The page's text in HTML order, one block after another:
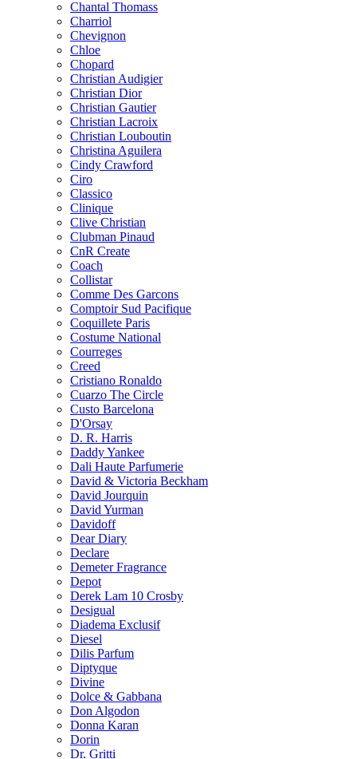
Chantal Thomass
Charriol
Chevignon
Chloe
Chopard
Christian Audigier
Christian Dior
Christian Gautier
Christian Lacroix
Christian Louboutin
Christina Aguilera
Cindy Crawford
Ciro
Classico
Clinique
Clive Christian
Clubman Pinaud
CnR Create
Coach
Collistar
Comme Des Garcons
Comptoir Sud Pacifique
Coquillete Paris
Costume National
Courreges
Creed
Cristiano Ronaldo
Cuarzo The Circle
Custo Barcelona
D'Orsay
D. R. Harris
Daddy Yankee
Dali Haute Parfumerie
David & Victoria Beckham
David Jourquin
David Yurman
Davidoff
Dear Diary
Declare
Demeter Fragrance
Depot
Derek Lam 10 Crosby
Desigual
Diadema Exclusif
Diesel
Dilis Parfum
Diptyque
Divine
Dolce & Gabbana
Don Algodon
Donna Karan
Dorin
Dr. Gritti